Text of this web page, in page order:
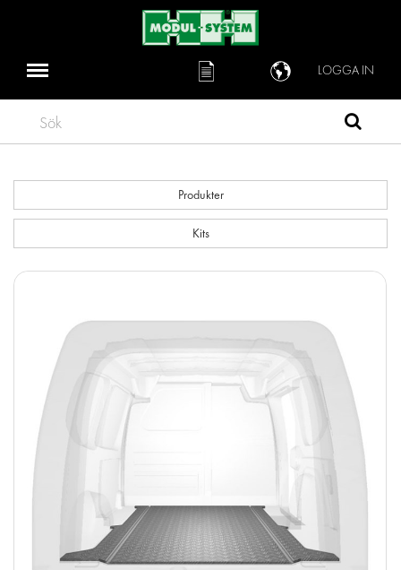
LOGGA IN
Sök
Produkter
Kits